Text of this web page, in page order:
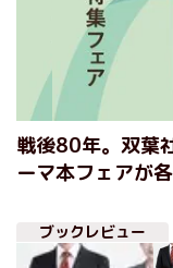
戦後80年。双葉
ーマ本フェアが
ブックレビュー